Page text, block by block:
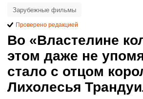
Во «Властелине
этом даже не
стало с отцом
Лихолесья
Зарубежные фильмы
Проверено редакцией